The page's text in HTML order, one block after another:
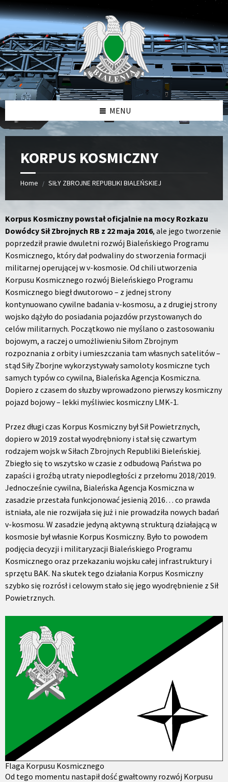
Skip
to
content
Skip
to
left
sidebar
Skip
to
footer
MENU
KORPUS KOSMICZNY
Home / SIŁY ZBROJNE REPUBLIKI BIALEŃSKIEJ
Korpus Kosmiczny powstał oficjalnie na mocy Rozkazu
Dowódcy Sił Zbrojnych RB z 22 maja 2016, ale jego tworzenie
poprzedził prawie dwuletni rozwój Bialeńskiego Programu
Kosmicznego, który dał podwaliny do stworzenia formacji
militarnej operującej w v-kosmosie. Od chili utworzenia
Korpusu Kosmicznego rozwój Bieleńskiego Programu
Kosmicznego biegł dwutorowo – z jednej strony
kontynuowano cywilne badania v-kosmosu, a z drugiej strony
wojsko dążyło do posiadania pojazdów przystowanych do
celów militarnych. Początkowo nie myślano o zastosowaniu
bojowym, a raczej o umożliwieniu Siłom Zbrojnym
rozpoznania z orbity i umieszczania tam własnych satelitów –
stąd Siły Zborjne wykorzystywały samoloty kosmiczne tych
samych typów co cywilna, Bialeńska Agencja Kosmiczna.
Dopiero z czasem do słuzby wprowadzono pierwszy kosmiczny
pojazd bojowy – lekki myśliwiec kosmiczny LMK-1.
Przez długi czas Korpus Kosmiczny był Sił Powietrznych,
dopiero w 2019 został wyodrębniony i stał się czwartym
rodzajem wojsk w Siłach Zbrojnych Republiki Bieleńskiej.
Zbiegło się to wszytsko w czasie z odbudową Państwa po
zapaści i groźbą utraty niepodległości z przełomu 2018/2019.
Jednocześnie cywilna, Bialeńska Agencja Kosmiczna w
zasadzie przestała funkcjonować jesienią 2016… co prawda
istniała, ale nie rozwijała się już i nie prowadziła nowych badań
v-kosmosu. W zasadzie jedyną aktywną strukturą działającą w
kosmosie był własnie Korpus Kosmiczny. Było to powodem
podjęcia decyzji i militaryzacji Bialeńskiego Programu
Kosmicznego oraz przekazaniu wojsku całej infrastruktury i
sprzętu BAK. Na skutek tego działania Korpus Kosmiczny
szybko się rozrósł i celowym stało się jego wyodrębnienie z Sił
Powietrznych.
Flaga Korpusu Kosmicznego
Od tego momentu nastapił dość gwałtowny rozwój Korpusu